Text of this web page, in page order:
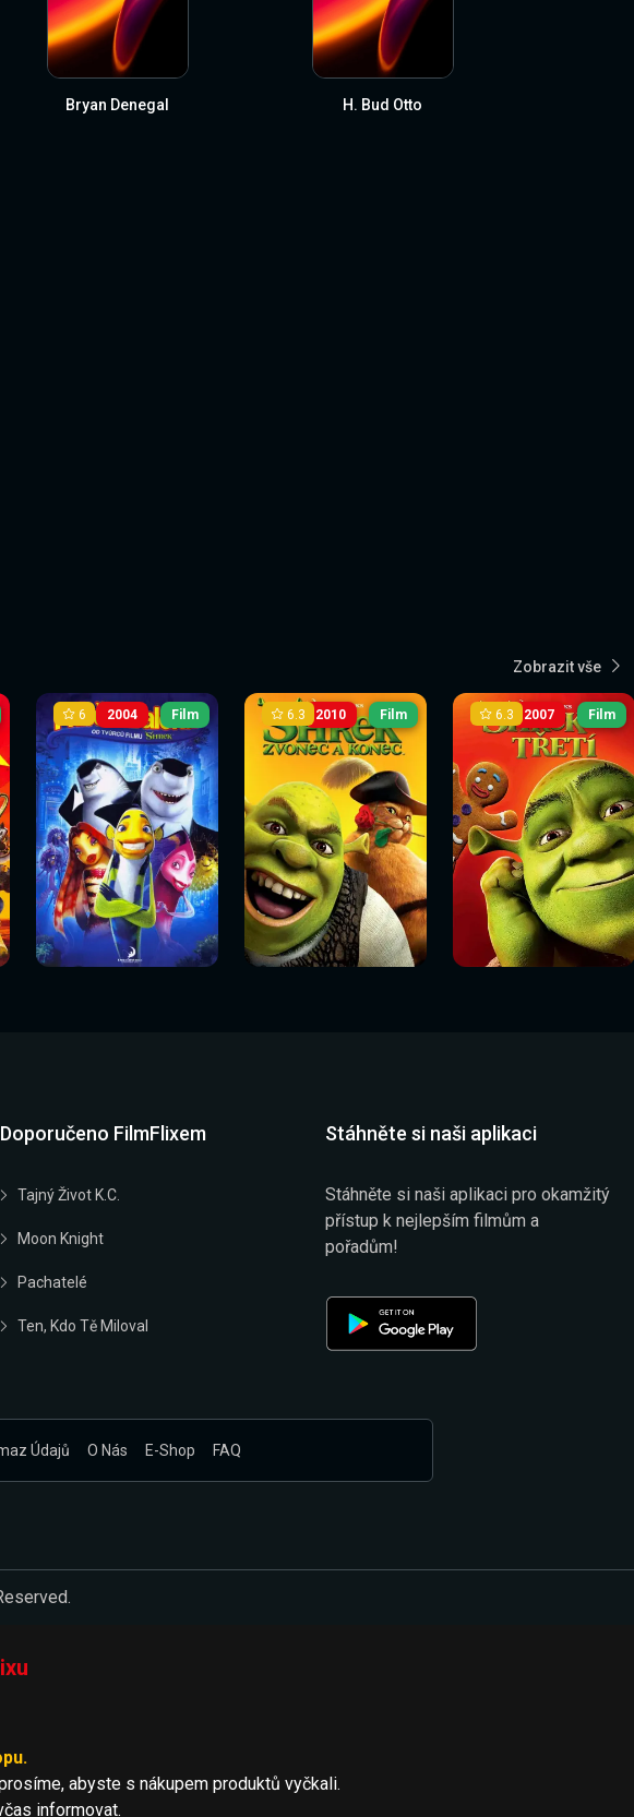
Bryan Denegal H. Bud Otto
Zobrazit vše
2004
Sledovat
nyní
6 Film
Sledovat nyní
2010
Sledovat
nyní
6.3 Film
Sledovat nyní
2007
Sledovat
nyní
6.3 Film
Sledovat nyní
Doporučeno FilmFlixem
Tajný Život K.C.
Moon Knight
Pachatelé
Ten, Kdo Tě Miloval
Stáhněte si naši aplikaci
Stáhněte si naši aplikaci pro okamžitý
přístup k nejlepším filmům a
pořadům!
Údajů O Nás E-Shop FAQ
abyste s nákupem produktů vyčkali.
informovat.